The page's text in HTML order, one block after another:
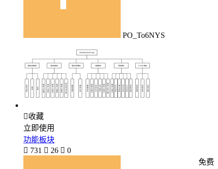
PO_To6NYS
收藏
立即使用
功能板块
 731  26  0
免费